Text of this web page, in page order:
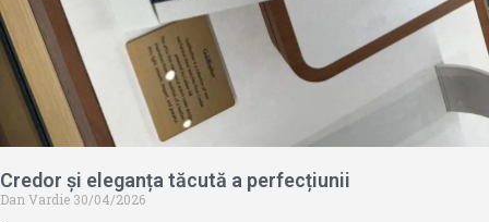
Credor și eleganța tăcută a perfecțiunii
Dan Vardie 30/04/2026